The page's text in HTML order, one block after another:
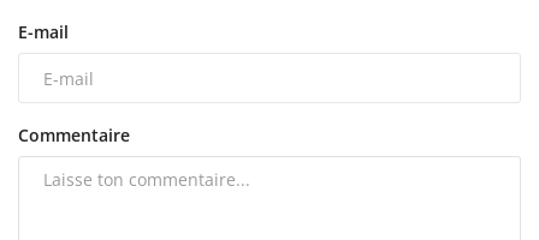
E-mail
Commentaire